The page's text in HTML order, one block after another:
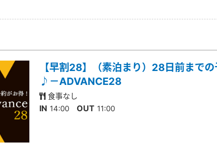
【早割28】（素泊まり）28日前まで
♪－ADVANCE28
食事なし
IN 14:00 OUT 11:00